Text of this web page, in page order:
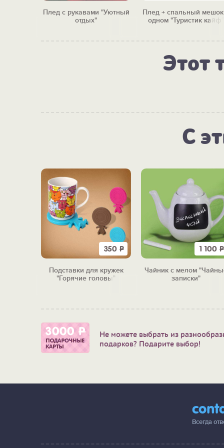
Плед с рукавами "Уютный
отдых"
Плед + спальный
одном "Туристик кайф"
Этот
С
350 Р
Подставки для кружек
"Горячие головы"
1 100 Р
Чайник с мелом
записки"
Не можете выбрать из
подарков? Подарите выбор!
Всегда